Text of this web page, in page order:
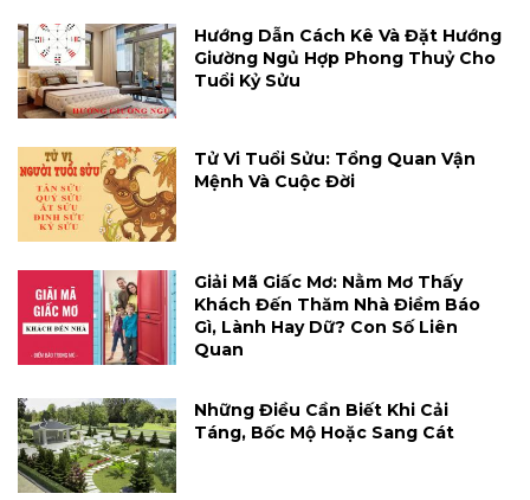
Hướng Dẫn Cách Kê Và Đặt Hướng
Giường Ngủ Hợp Phong Thuỷ Cho
Tuổi Kỷ Sửu
Tử Vi Tuổi Sửu: Tổng Quan Vận
Mệnh Và Cuộc Đời
Giải Mã Giấc Mơ: Nằm Mơ Thấy
Khách Đến Thăm Nhà Điềm Báo
Gì, Lành Hay Dữ? Con Số Liên
Quan
Những Điều Cần Biết Khi Cải
Táng, Bốc Mộ Hoặc Sang Cát